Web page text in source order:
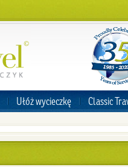
Ułóż wycieczkę Classic